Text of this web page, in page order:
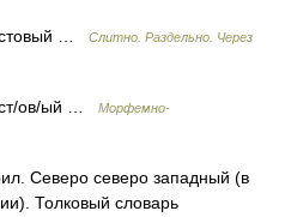
…
Слитно. Раздельно. Через
ов/ый …
Морфемно-
Северо северо западный (в
Толковый словарь